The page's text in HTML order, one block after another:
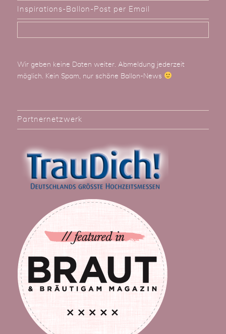
Inspirations-Ballon-Post per Email
Wir geben keine Daten weiter. Abmeldung jederzeit
möglich. Kein Spam, nur schöne Ballon-News
Partnernetzwerk